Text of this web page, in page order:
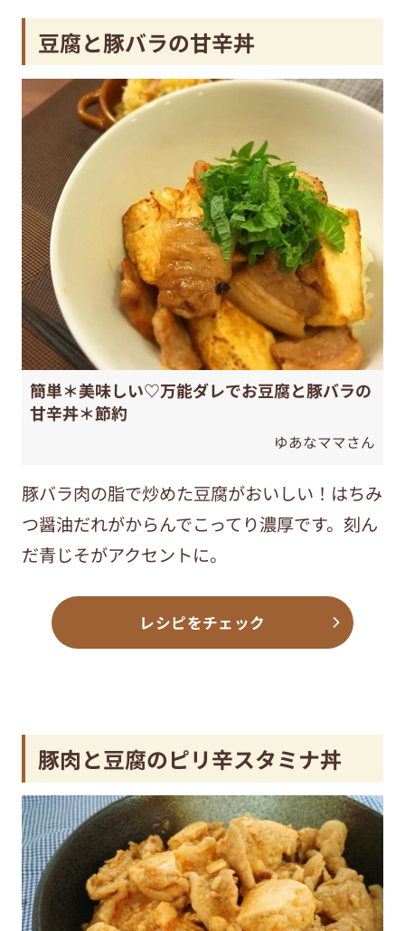
豆腐と豚バラの甘辛丼
簡単＊美味しい♡万能ダレでお豆腐と豚バラの
甘辛丼＊節約
ゆあなママさん
豚バラ肉の脂で炒めた豆腐がおいしい！はちみ
つ醤油だれがからんでこってり濃厚です。刻ん
だ青じそがアクセントに。
レシピをチェック
豚肉と豆腐のピリ辛スタミナ丼